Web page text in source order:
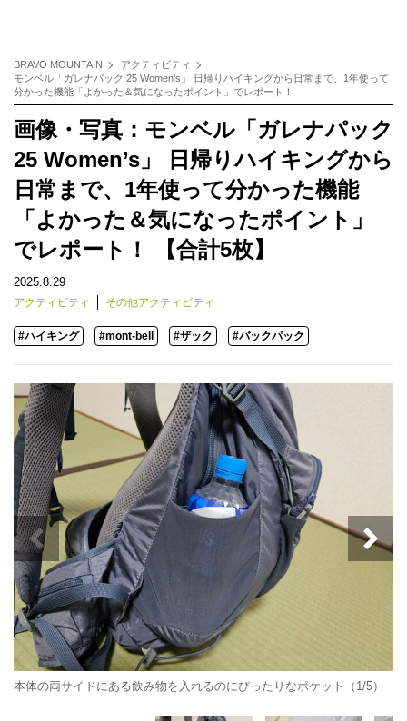
BRAVO MOUNTAIN
アクティビティ
モンベル「ガレナパック 25 Women’s」 日帰りハイキングから日常まで、1年使って
分かった機能「よかった＆気になったポイント」でレポート！
画像・写真：モンベル「ガレナパック
25 Women’s」 日帰りハイキングから
日常まで、1年使って分かった機能
「よかった＆気になったポイント」
でレポート！ 【合計5枚】
2025.8.29
アクティビティ その他アクティビティ
#ハイキング #mont-bell #ザック #バックパック
本体の両サイドにある飲み物を入れるのにぴったりなポケット（1/5）